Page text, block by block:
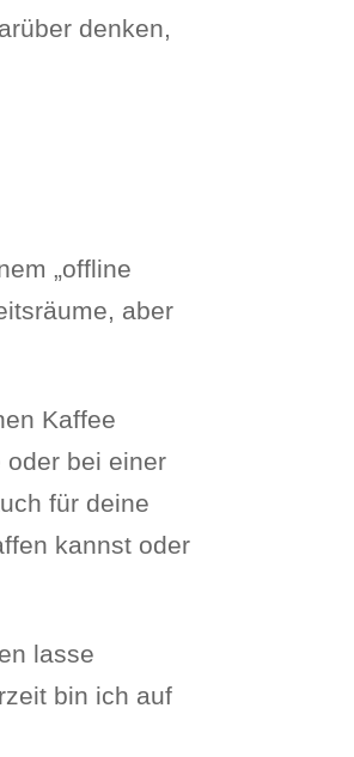
denken,
„offline
aber
Kaffee
oder bei einer
für deine
kannst oder
lasse
bin ich auf